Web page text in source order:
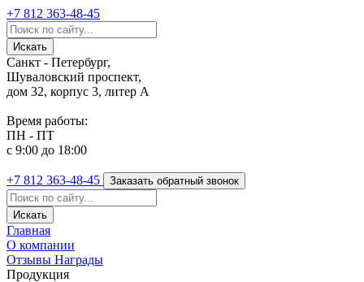
+7 812 363-48-45
Санкт - Петербург,
Шуваловский проспект,
дом 32, корпус 3, литер А
Время работы:
ПН - ПТ
с 9:00 до 18:00
+7 812 363-48-45 Заказать обратный звонок
Главная
О компании
Отзывы Награды
Продукция